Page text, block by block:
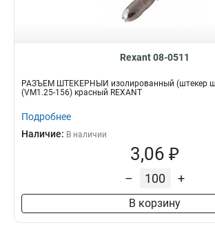
Rexant 08-0511
РАЗЪЁМ ШТЕКЕРНЫЙ изолированный (штекер
(VM1.25-156) красный REXANT
Подробнее
Наличие: В наличии
3,06 ₽
– +
В корзину